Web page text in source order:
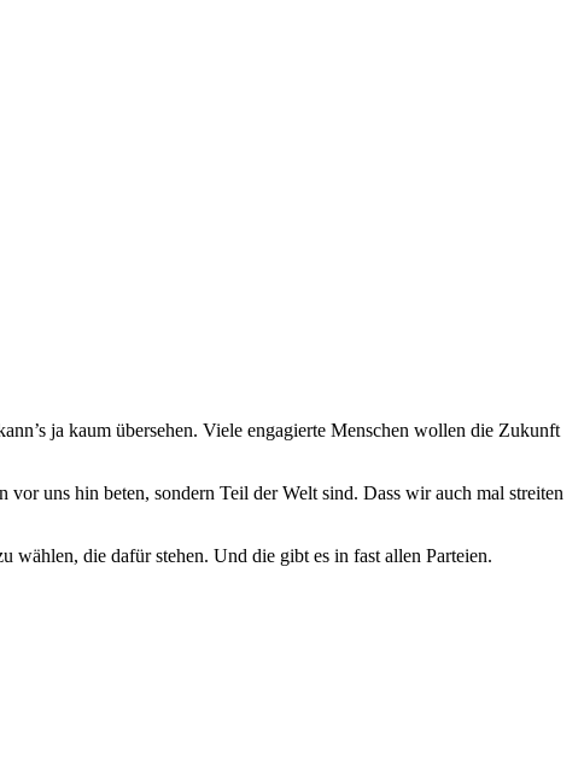
ja kaum übersehen. Viele engagierte Menschen wollen die Zukunft
uns hin beten, sondern Teil der Welt sind. Dass wir auch mal streiten
die dafür stehen. Und die gibt es in fast allen Parteien.